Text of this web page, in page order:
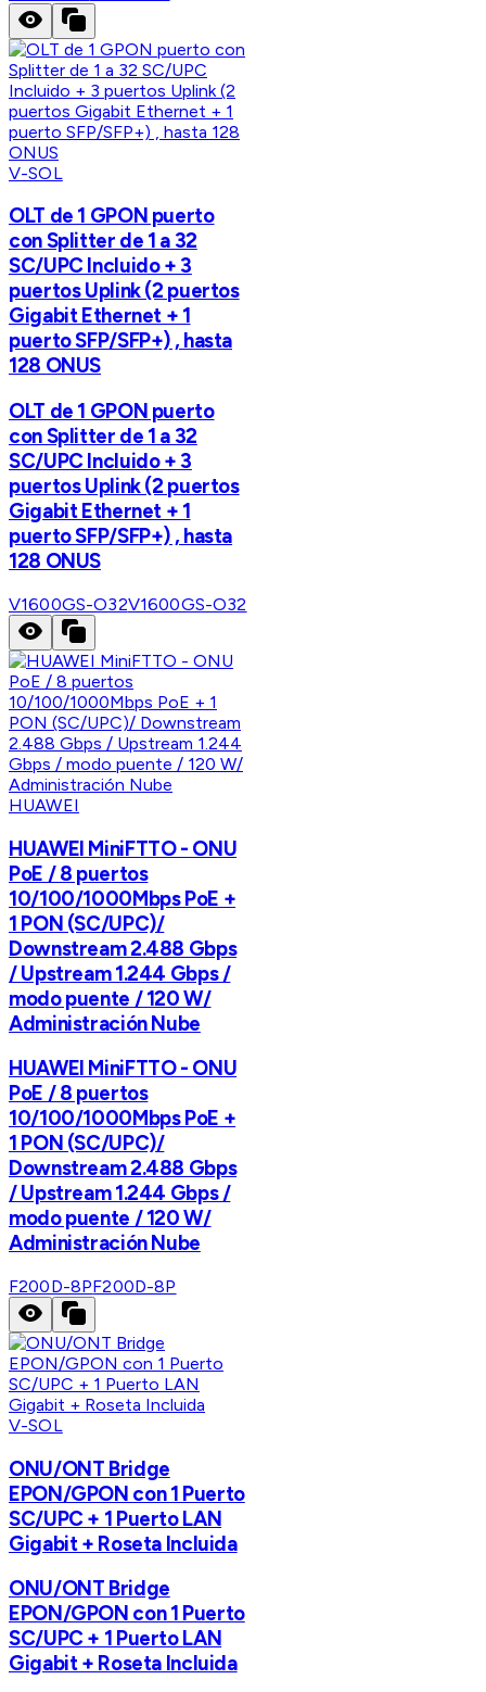
V-SOL
OLT de 1 GPON puerto
con Splitter de 1 a 32
SC/UPC Incluido + 3
puertos Uplink (2 puertos
Gigabit Ethernet + 1
puerto SFP/SFP+) , hasta
128 ONUS
OLT de 1 GPON puerto
con Splitter de 1 a 32
SC/UPC Incluido + 3
puertos Uplink (2 puertos
Gigabit Ethernet + 1
puerto SFP/SFP+) , hasta
128 ONUS
V1600GS-O32V1600GS-O32
HUAWEI
HUAWEI MiniFTTO - ONU
PoE / 8 puertos
10/100/1000Mbps PoE +
1 PON (SC/UPC)/
Downstream 2.488 Gbps
/ Upstream 1.244 Gbps /
modo puente / 120 W/
Administración Nube
HUAWEI MiniFTTO - ONU
PoE / 8 puertos
10/100/1000Mbps PoE +
1 PON (SC/UPC)/
Downstream 2.488 Gbps
/ Upstream 1.244 Gbps /
modo puente / 120 W/
Administración Nube
F200D-8PF200D-8P
V-SOL
ONU/ONT Bridge
EPON/GPON con 1 Puerto
SC/UPC + 1 Puerto LAN
Gigabit + Roseta Incluida
ONU/ONT Bridge
EPON/GPON con 1 Puerto
SC/UPC + 1 Puerto LAN
Gigabit + Roseta Incluida